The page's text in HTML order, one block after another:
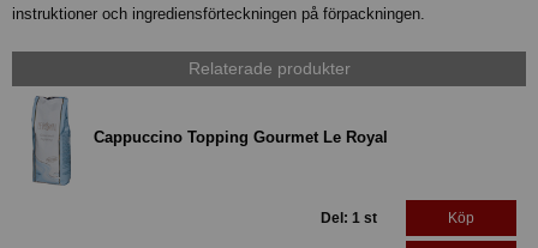
instruktioner och ingrediensförteckningen på förpackningen.
Relaterade produkter
Cappuccino Topping Gourmet Le Royal
Del: 1 st Köp